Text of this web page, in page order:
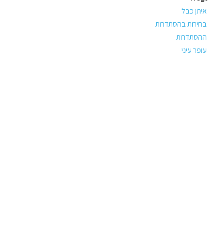
איתן כבל
בחירות בהסתדרות
ההסתדרות
עופר עיני